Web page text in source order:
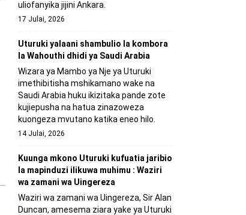
uliofanyika jijini Ankara.
17 Julai, 2026
Uturuki yalaani shambulio la kombora
la Wahouthi dhidi ya Saudi Arabia
Wizara ya Mambo ya Nje ya Uturuki
imethibitisha mshikamano wake na
Saudi Arabia huku ikizitaka pande zote
kujiepusha na hatua zinazoweza
kuongeza mvutano katika eneo hilo.
14 Julai, 2026
Kuunga mkono Uturuki kufuatia jaribio
la mapinduzi ilikuwa muhimu : Waziri
wa zamani wa Uingereza
Waziri wa zamani wa Uingereza, Sir Alan
Duncan, amesema ziara yake ya Uturuki